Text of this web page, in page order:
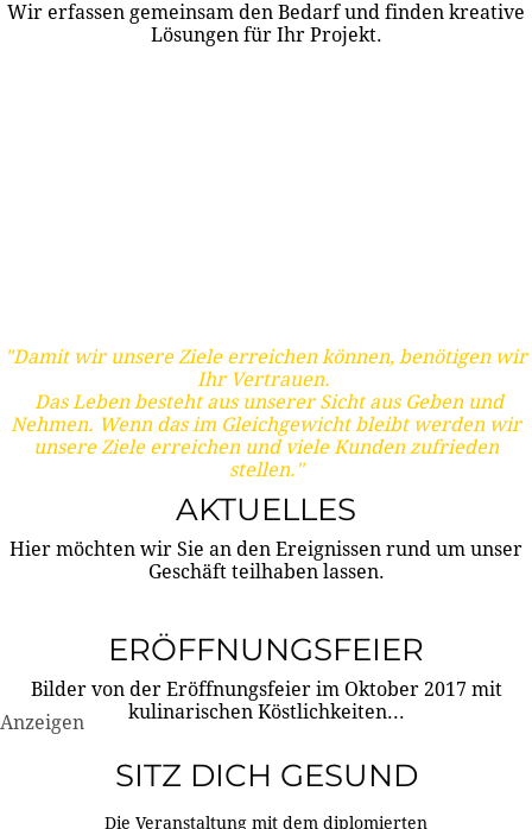
Wir erfassen gemeinsam den Bedarf und finden kreative
Lösungen für Ihr Projekt.
"Damit wir unsere Ziele erreichen können, benötigen wir
Ihr Vertrauen.
Das Leben besteht aus unserer Sicht aus Geben und
Nehmen. Wenn das im Gleichgewicht bleibt werden wir
unsere Ziele erreichen und viele Kunden zufrieden
stellen."
AKTUELLES
Hier möchten wir Sie an den Ereignissen rund um unser
Geschäft teilhaben lassen.
ERÖFFNUNGSFEIER
Bilder von der Eröffnungsfeier im Oktober 2017 mit
kulinarischen Köstlichkeiten...
Anzeigen
SITZ DICH GESUND
Die Veranstaltung mit dem diplomierten